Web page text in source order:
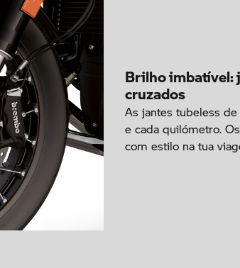
Brilho imbatível:
cruzados
As jantes tubeless
e cada quilómetro.
com estilo na tua